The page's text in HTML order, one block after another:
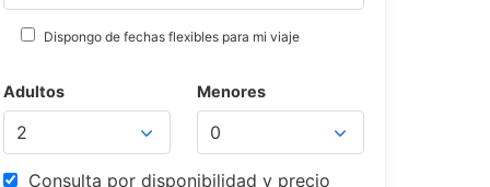
Dispongo de fechas flexibles para mi viaje
Adultos Menores
Consulta por disponibilidad y precio